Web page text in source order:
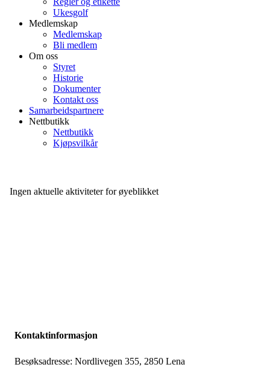
Ukesgolf
Medlemskap
Medlemskap
Bli medlem
Om oss
Styret
Historie
Dokumenter
Kontakt oss
Samarbeidspartnere
Nettbutikk
Nettbutikk
Kjøpsvilkår
Ingen aktuelle aktiviteter for øyeblikket
Kontaktinformasjon
Besøksadresse: Nordlivegen 355, 2850 Lena